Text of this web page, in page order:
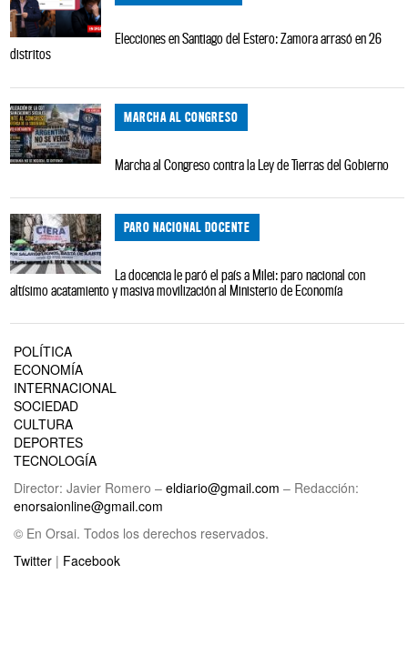
Elecciones en Santiago del Estero: Zamora arrasó en 26
distritos
MARCHA AL CONGRESO
Marcha al Congreso contra la Ley de Tierras del Gobierno
PARO NACIONAL DOCENTE
La docencia le paró el país a Milei: paro nacional con
altísimo acatamiento y masiva movilización al Ministerio de Economía
POLÍTICA
ECONOMÍA
INTERNACIONAL
SOCIEDAD
CULTURA
DEPORTES
TECNOLOGÍA
Director: Javier Romero – eldiario@gmail.com – Redacción:
enorsaionline@gmail.com
© En Orsai. Todos los derechos reservados.
Twitter | Facebook